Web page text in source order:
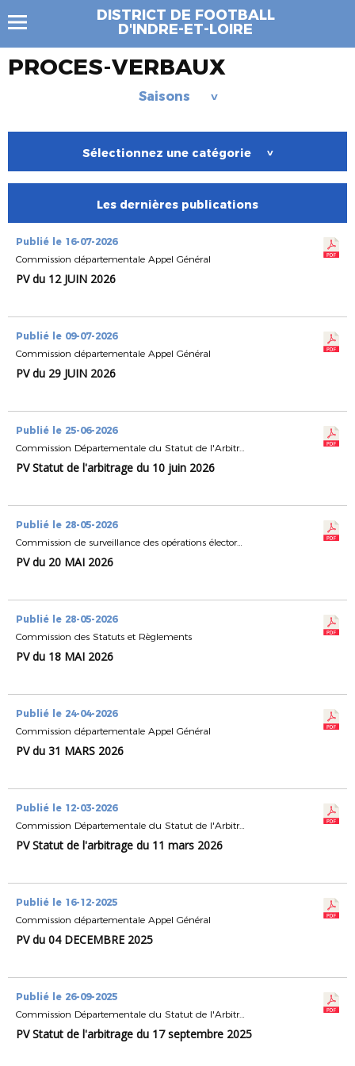
DISTRICT DE FOOTBALL
D'INDRE-ET-LOIRE
PROCES-VERBAUX
Saisons >
Sélectionnez une catégorie >
Les dernières publications
Publié le 16-07-2026
Commission départementale Appel Général
PV du 12 JUIN 2026
Publié le 09-07-2026
Commission départementale Appel Général
PV du 29 JUIN 2026
Publié le 25-06-2026
Commission Départementale du Statut de l'Arbitrage
PV Statut de l'arbitrage du 10 juin 2026
Publié le 28-05-2026
Commission de surveillance des opérations électorales
PV du 20 MAI 2026
Publié le 28-05-2026
Commission des Statuts et Règlements
PV du 18 MAI 2026
Publié le 24-04-2026
Commission départementale Appel Général
PV du 31 MARS 2026
Publié le 12-03-2026
Commission Départementale du Statut de l'Arbitrage
PV Statut de l'arbitrage du 11 mars 2026
Publié le 16-12-2025
Commission départementale Appel Général
PV du 04 DECEMBRE 2025
Publié le 26-09-2025
Commission Départementale du Statut de l'Arbitrage
PV Statut de l'arbitrage du 17 septembre 2025